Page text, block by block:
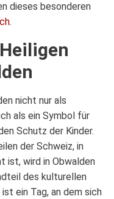
dieses besonderen
.
nicht nur als
als ein Symbol für
Schutz der Kinder.
der Schweiz, in
ist, wird in Obwalden
des kulturellen
ein Tag, an dem sich